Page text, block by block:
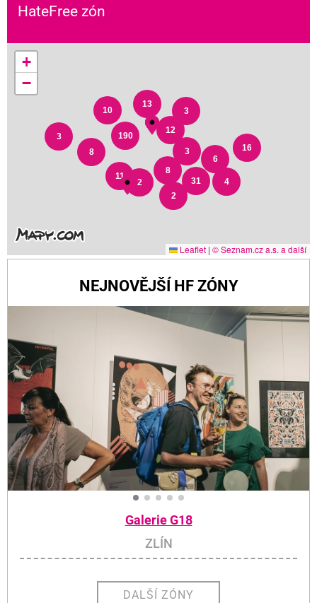
HateFree zón
3
2
16
2
6
4
8
31
3
3
13
12
10
8
11
190
+
−
Leaflet | © Seznam.cz a.s. a další
NEJNOVĚJŠÍ HF ZÓNY
Galerie G18
ZLÍN
DALŠÍ ZÓNY